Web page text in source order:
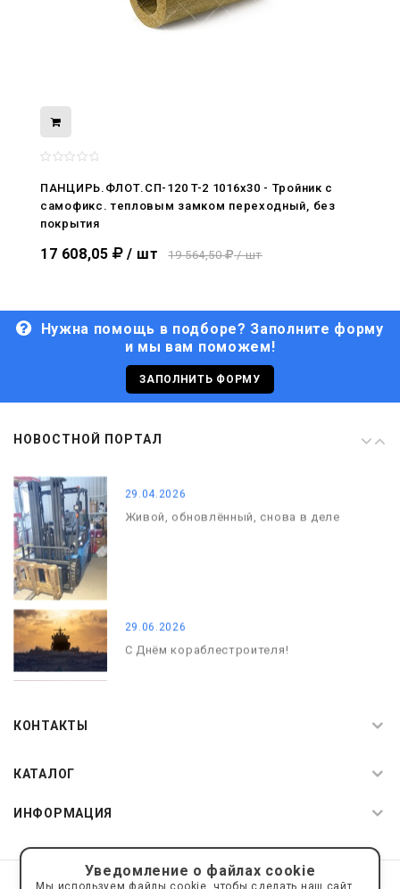
ПАНЦИРЬ.ФЛОТ.СП-120 T-2 1016x30 - Тройник c
самофикс. тепловым замком переходный, без
покрытия
17 608,05 / шт 19 564,50 / шт
Нужна помощь в подборе? Заполните форму
и мы вам поможем!
ЗАПОЛНИТЬ ФОРМУ
НОВОСТНОЙ ПОРТАЛ
нами
29.06.2026
С Днём кораблестроителя!
С Днём Победы. Память, которая с
29.04.2026
Живой, обновлённый, снова в деле
29.06.2026
С Днём кораблестроителя!
КОНТАКТЫ
КАТАЛОГ
ИНФОРМАЦИЯ
© 2019—2026 Интернет пространство АкваРос sale@a-ros.ru
Уведомление о файлах cookie
Мы используем файлы cookie, чтобы сделать наш сайт